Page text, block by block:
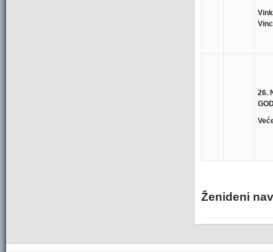
26.
Ženideni